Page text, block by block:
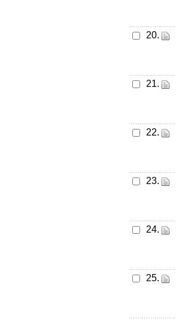
20.
21.
22.
23.
24.
25.